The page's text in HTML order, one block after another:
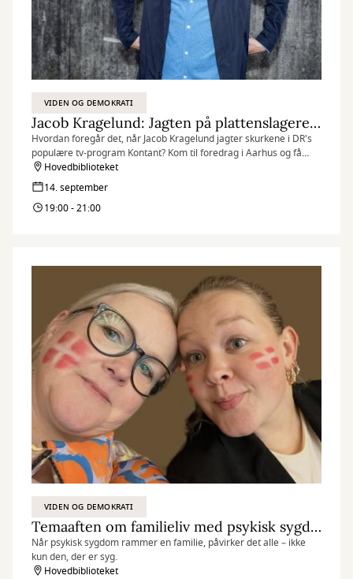
VIDEN OG DEMOKRATI
Jacob Kragelund: Jagten på plattenslagere og svindlere
Hvordan foregår det, når Jacob Kragelund jagter skurkene i DR's
populære tv-program Kontant? Kom til foredrag i Aarhus og få
svaret!
Hovedbiblioteket
14. september
19:00 - 21:00
VIDEN OG DEMOKRATI
Temaaften om familieliv med psykisk sygdom
Når psykisk sygdom rammer en familie, påvirker det alle – ikke
kun den, der er syg.
Hovedbiblioteket